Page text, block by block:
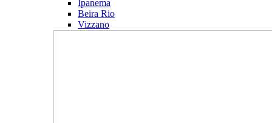
Ipanema
Beira Rio
Vizzano